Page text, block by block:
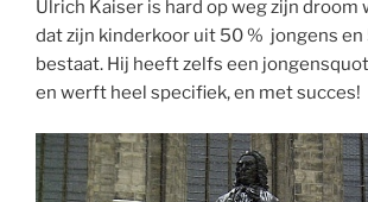
Ulrich Kaiser is hard op weg zijn droom
dat zijn kinderkoor uit 50 % jongens
bestaat. Hij heeft zelfs een
en werft heel specifiek, en met succes!